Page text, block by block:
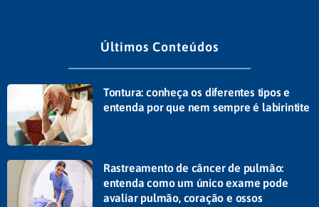
Últimos Conteúdos
Tontura: conheça os diferentes tipos e
entenda por que nem sempre é labirintite
Rastreamento de câncer de pulmão:
entenda como um único exame pode
avaliar pulmão, coração e ossos